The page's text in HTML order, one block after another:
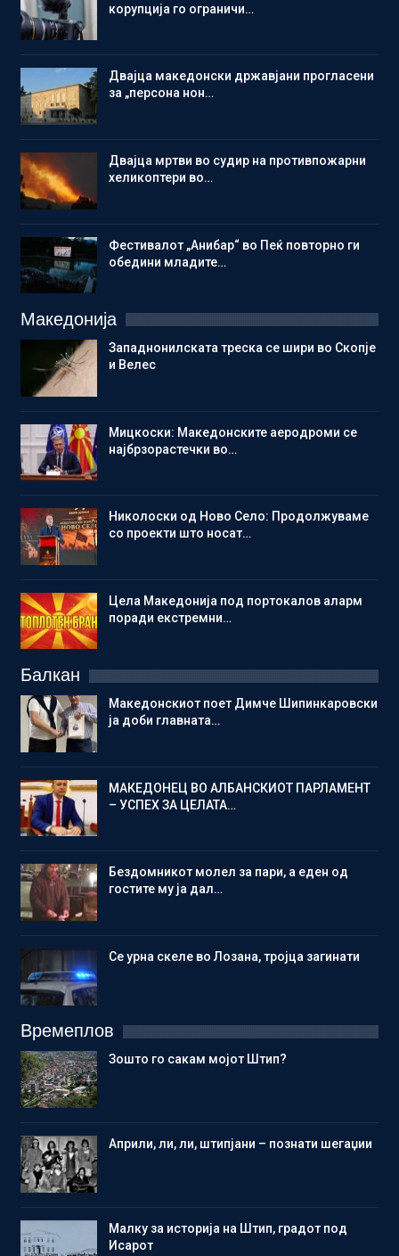
корупција го ограничи…
Двајца македонски државјани прогласени
за „персона нон…
Двајца мртви во судир на противпожарни
хеликоптери во…
Фестивалот „Анибар“ во Пеќ повторно ги
обедини младите…
Македонија
Западнонилската треска се шири во Скопје
и Велес
Мицкоски: Македонските аеродроми се
најбрзорастечки во…
Николоски од Ново Село: Продолжуваме
со проекти што носат…
Цела Македонија под портокалов аларм
поради екстремни…
Балкан
Македонскиот поет Димче Шипинкаровски
ја доби главната…
МАКЕДОНЕЦ ВО АЛБАНСКИОТ ПАРЛАМЕНТ
– УСПЕХ ЗА ЦЕЛАТА…
Бездомникот молел за пари, а еден од
гостите му ја дал…
Се урна скеле во Лозана, тројца загинати
Времеплов
Зошто го сакам мојот Штип?
Aприли, ли, ли, штипјани – познати шегаџии
Малку за историја на Штип, градот под
Исарот